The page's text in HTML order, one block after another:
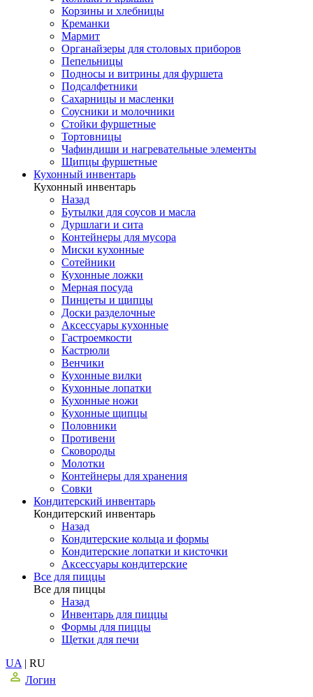
Корзины и хлебницы
Креманки
Мармит
Органайзеры для столовых приборов
Пепельницы
Подносы и витрины для фуршета
Подсалфетники
Сахарницы и масленки
Соусники и молочники
Стойки фуршетные
Тортовницы
Чафиндиши и нагревательные элементы
Щипцы фуршетные
Кухонный инвентарь
Кухонный инвентарь
Назад
Бутылки для соусов и масла
Дуршлаги и сита
Контейнеры для мусора
Миски кухонные
Сотейники
Кухонные ложки
Мерная посуда
Пинцеты и щипцы
Доски разделочные
Аксессуары кухонные
Гастроемкости
Кастрюли
Венчики
Кухонные вилки
Кухонные лопатки
Кухонные ножи
Кухонные щипцы
Половники
Противени
Сковороды
Молотки
Контейнеры для хранения
Совки
Кондитерский инвентарь
Кондитерский инвентарь
Назад
Кондитерские кольца и формы
Кондитерские лопатки и кисточки
Аксессуары кондитерские
Все для пиццы
Все для пиццы
Назад
Инвентарь для пиццы
Формы для пиццы
Щетки для печи
UA | RU
Логин